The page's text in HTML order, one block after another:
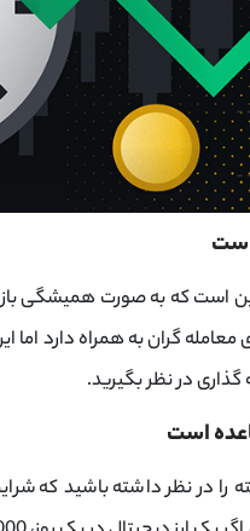
این است که به صورت همیشگی
گران به همراه دارد
گذاری در نظر بگیرید.
است
را در نظر داشته باشید که